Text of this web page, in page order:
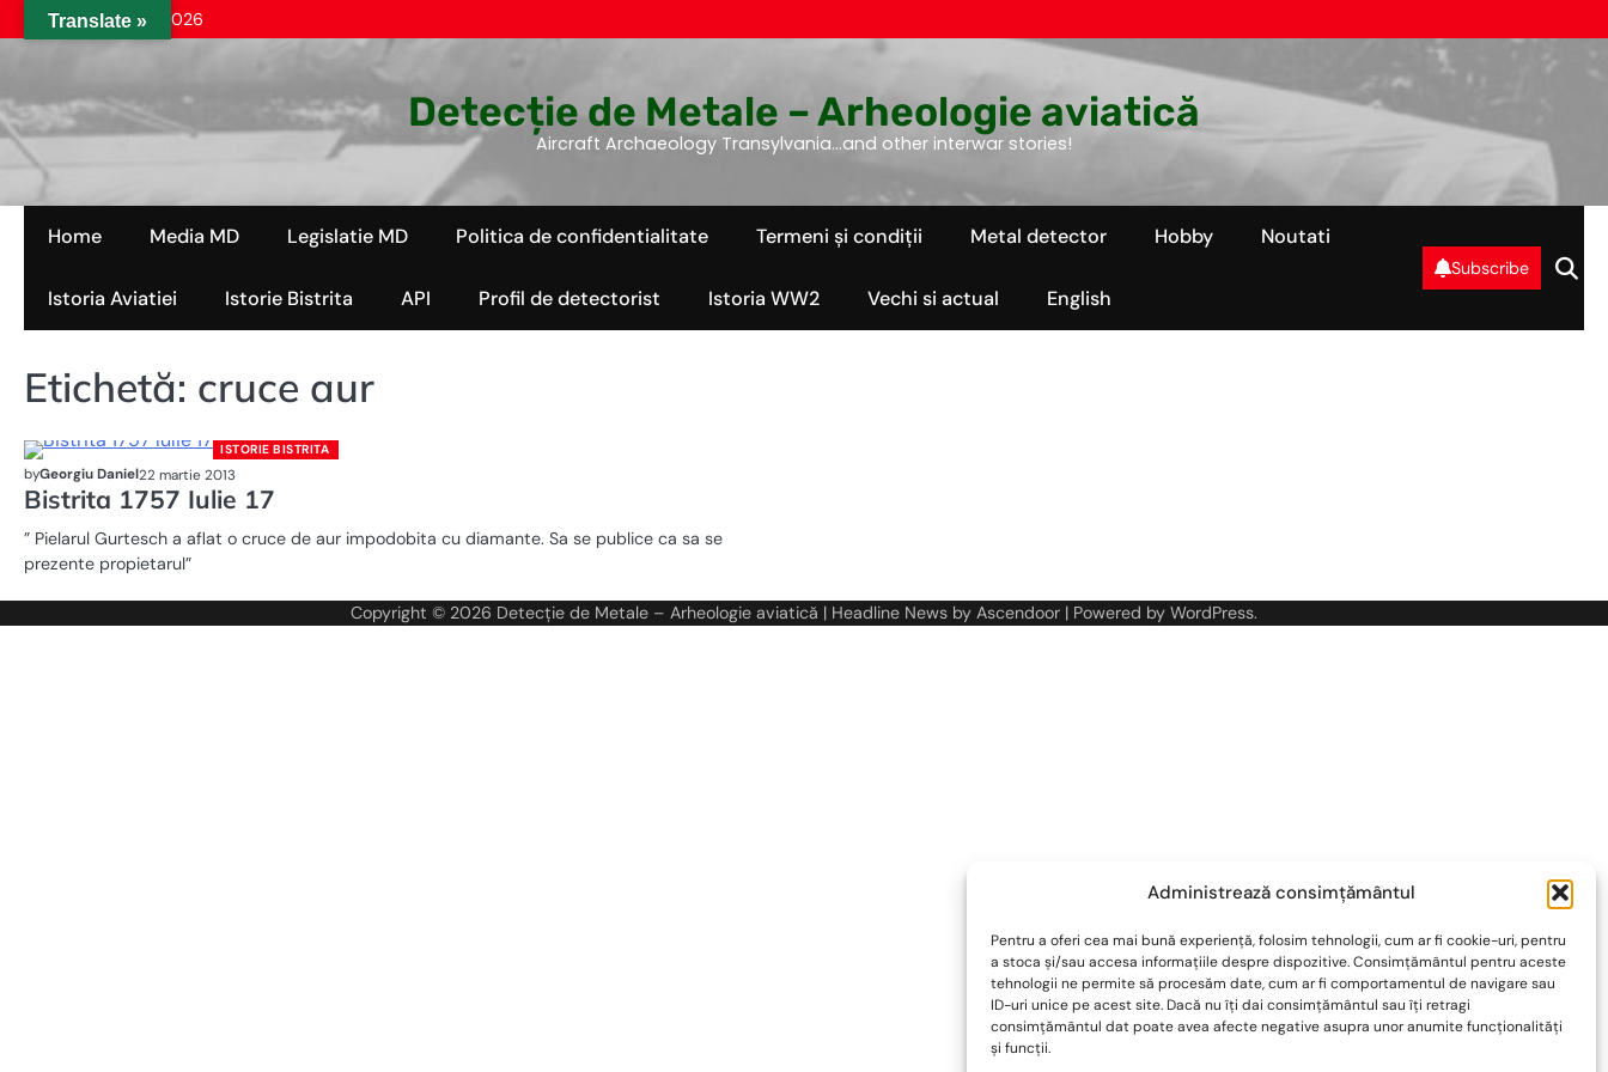
Administrează consimțământul
Pentru a oferi cea mai bună experiență, folosim tehnologii, cum ar fi cookie-uri, pentru
a stoca și/sau accesa informațiile despre dispozitive. Consimțământul pentru aceste
tehnologii ne permite să procesăm date, cum ar fi comportamentul de navigare sau
ID-uri unice pe acest site. Dacă nu îți dai consimțământul sau îți retragi
consimțământul dat poate avea afecte negative asupra unor anumite funcționalități
și funcții.
to
vineri, aug. 07, 2026
Detecție de Metale – Arheologie aviatică
Aircraft Archaeology Transylvania…and other interwar stories!
Home Media MD Legislatie MD Politica de confidentialitate Termeni și condiții Metal detector Hobby Noutati
Istoria Aviatiei Istorie Bistrita API Profil de detectorist Istoria WW2 Vechi si actual English
Subscribe
Etichetă: cruce aur
ISTORIE BISTRITA
byGeorgiu Daniel22 martie 2013
Bistrita 1757 Iulie 17
” Pielarul Gurtesch a aflat o cruce de aur impodobita cu diamante. Sa se publice ca sa se
prezente propietarul”
Copyright © 2026 Detecție de Metale – Arheologie aviatică | Headline News by Ascendoor | Powered by WordPress.
Translate »